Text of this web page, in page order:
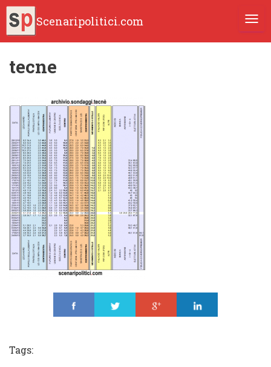
Scenaripolitici.com
tecne
Tags: